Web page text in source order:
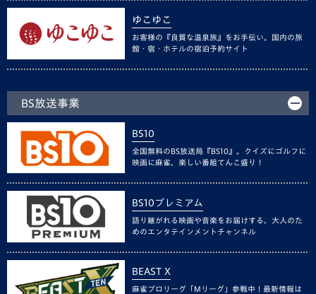
ゆこゆこ
お客様の『良質な温泉旅』をお手伝い。国内の旅
館・宿・ホテルの宿泊予約サイト
BS放送事業
BS10
全国無料のBS放送局『BS10』。クイズにゴルフに
映画に麻雀、楽しい番組てんこ盛り！
BS10プレミアム
語り継がれる映画や音楽をお届けする、大人のた
めのエンタテインメントチャンネル
BEAST X
麻雀プロリーグ「Mリーグ」参戦中！最新情報は